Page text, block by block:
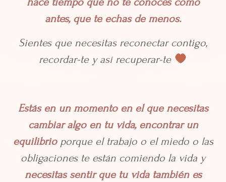
antes, que te echas de menos.
Sientes que necesitas reconectar contigo,
recordar-te y así recuperar-te
Estás en un momento en el que necesitas
cambiar algo en tu vida, encontrar un
equilibrio porque el trabajo o el miedo o las
obligaciones te están comiendo la vida y
necesitas sentir que tu vida también es